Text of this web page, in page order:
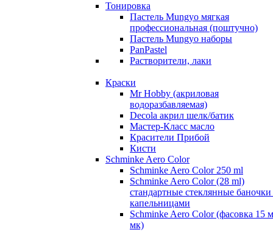
Тонировка
Пастель Mungyo мягкая
профессиональная (поштучно)
Пастель Mungyo наборы
PanPastel
Растворители, лаки
Краски
Mr Hobby (акриловая
водоразбавляемая)
Decola акрил шелк/батик
Мастер-Класс масло
Красители Прибой
Кисти
Schminke Aero Color
Schminke Aero Color 250 ml
Schminke Aero Color (28 ml)
стандартные стеклянные баночки
капельницами
Schminke Aero Color (фасовка 15
мк)